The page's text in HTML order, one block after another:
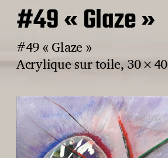
#49 « Glaze »
#49 « Glaze »
Acrylique sur toile, 30×40